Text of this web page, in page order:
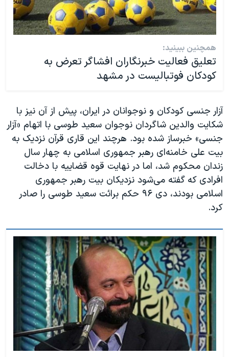
همچنین ببینید:
تعلیق فعالیت خبرنگاران افشاگر تعرض به
کودکان فوتبالیست در مشهد
آزار جنسی کودکان و نوجوانان در ایران، پیش از آن نیز با
شکایت والدین شاگردان نوجوان سعید طوسی با اتهام «آزار
جنسی» خبرساز شده بود. هرچند این قاری قرآن نزدیک به
بیت علی خامنه‌ای رهبر جمهوری اسلامی به چهار سال
زندان محکوم شد، اما در نهایت قوه قضاییه با دخالت
افرادی که گفته می‌شود نزدیکان بیت رهبر جمهوری
اسلامی بودند، دی ۹۶ حکم برائت سعید طوسی را صادر
کرد.